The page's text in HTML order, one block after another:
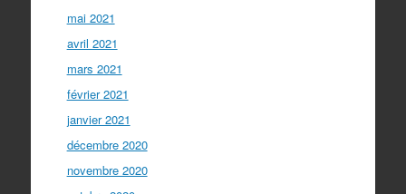
mai 2021
avril 2021
mars 2021
février 2021
janvier 2021
décembre 2020
novembre 2020